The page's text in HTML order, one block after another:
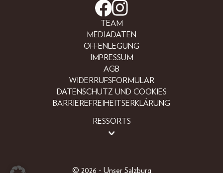
TEAM
MEDIADATEN
OFFENLEGUNG
IMPRESSUM
AGB
WIDERRUFSFORMULAR
DATENSCHUTZ UND COOKIES
BARRIEREFREIHEITSERKLÄRUNG
RESSORTS
© 2026 - Unser Salzburg